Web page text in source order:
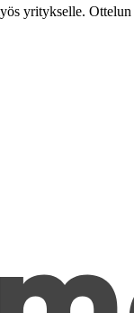
yritykselle.